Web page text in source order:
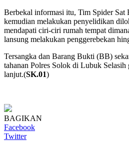
Berbekal informasi itu, Tim Spider Sat
kemudian melakukan penyelidikan
mendapati ciri-ciri rumah tempat
lansung melakukan penggerebekan
Tersangka dan Barang Bukti (BB)
tahanan Polres Solok di Lubuk
lanjut.(SK.01)
BAGIKAN
Facebook
Twitter